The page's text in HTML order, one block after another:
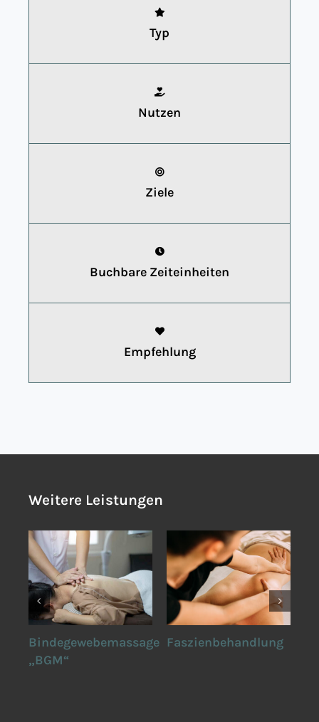
Typ
Nutzen
Ziele
Buchbare Zeiteinheiten
Empfehlung
Weitere Leistungen
Bindegewebemassage
„BGM“
Faszienbehandlung